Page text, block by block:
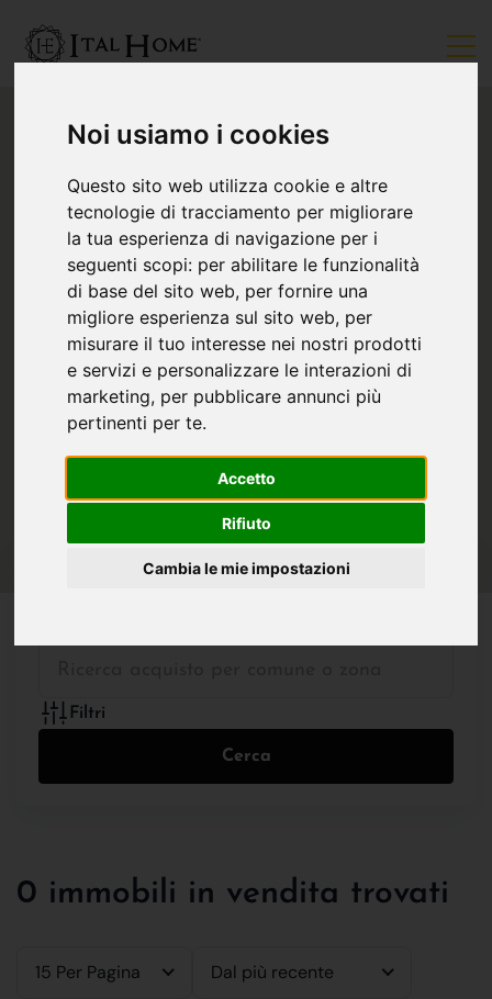
Noi usiamo i cookies
Questo sito web utilizza cookie e altre
tecnologie di tracciamento per migliorare
la tua esperienza di navigazione per i
seguenti scopi: per abilitare le funzionalità
di base del sito web, per fornire una
migliore esperienza sul sito web, per
misurare il tuo interesse nei nostri prodotti
e servizi e personalizzare le interazioni di
marketing, per pubblicare annunci più
pertinenti per te.
Accetto
Rifiuto
Cambia le mie impostazioni
Filtri
Cerca
0 immobili in vendita trovati
15 Per Pagina Dal più recente